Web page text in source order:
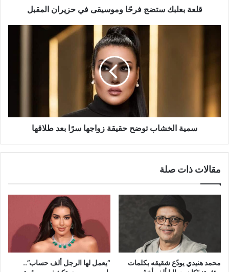
قلعة بعلبك ستضج فرحًا وموسيقى في حزيران المقبل
سرًا
طلاقها
سمية الخشاب توضح حقيقة زواجها سرًا بعد طلاقها
مقالات ذات صلة
محمد هنيدي يودّع شقيقه بكلمات
“يعمل لها الرجل ألف حساب”..